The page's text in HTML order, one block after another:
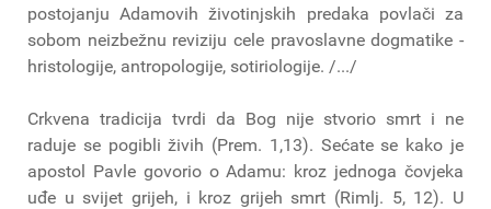
postojanju Adamovih životinjskih predaka povlači za
sobom neizbežnu reviziju cele pravoslavne dogmatike -
hristologije, antropologije, sotiriologije. /.../
Crkvena tradicija tvrdi da Bog nije stvorio smrt i ne
raduje se pogibli živih (Prem. 1,13). Sećate se kako je
apostol Pavle govorio o Adamu: kroz jednoga čovjeka
uđe u svijet grijeh, i kroz grijeh smrt (Rimlj. 5, 12). U